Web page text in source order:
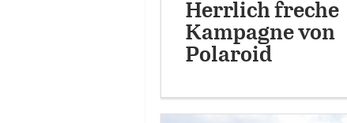
Herrlich freche
Kampagne von
Polaroid